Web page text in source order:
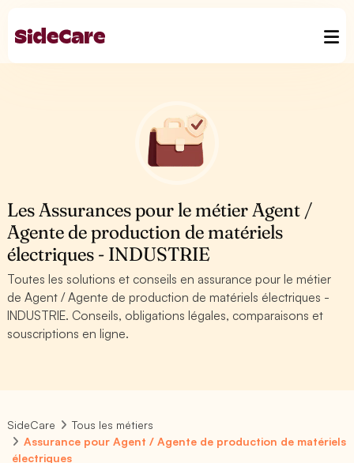
Les Assurances pour le métier Agent /
Agente de production de matériels
électriques - INDUSTRIE
Toutes les solutions et conseils en assurance pour le métier
de Agent / Agente de production de matériels électriques -
INDUSTRIE. Conseils, obligations légales, comparaisons et
souscriptions en ligne.
SideCare
Tous les métiers
Assurance pour Agent / Agente de production de matériels
électriques